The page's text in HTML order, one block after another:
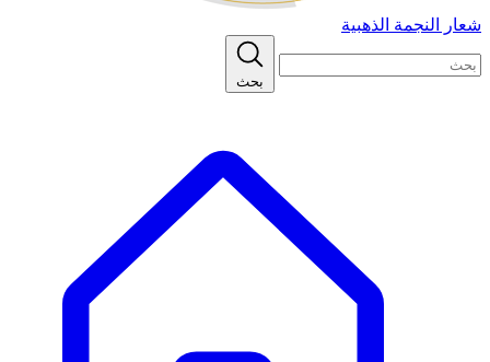
شعار النجمة الذهبية
بحث